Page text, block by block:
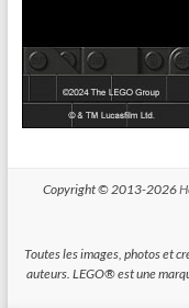
Copyright © 2013-2026
Toutes les images, photos et
auteurs. LEGO® est une